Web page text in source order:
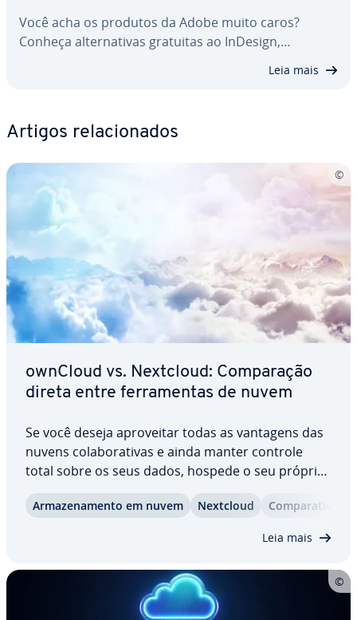
Você acha os produtos da Adobe muito caros?
Conheça al­ter­na­ti­vas gratuitas ao InDesign,…
Leia mais
Artigos re­la­ci­o­na­dos
ownCloud vs. Nextcloud: Com­pa­ra­ção
direta entre fer­ra­men­tas de nuvem
Se você deseja apro­vei­tar todas as vantagens das
nuvens co­la­bo­ra­ti­vas e ainda manter controle
total sobre os seus dados, hospede o seu próprio
servidor. Entre as opções estão ownCloud e
Nextcloud, que se destacam pela com­pa­ti­bi­li­dade
Ar­ma­ze­na­mento em nuvem Nextcloud Com­pa­ra­tivo
Leia mais